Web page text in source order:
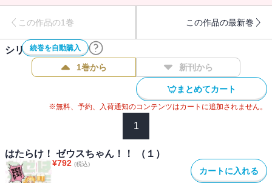
この作品の1巻 この作品の最新巻
続巻を自動購入
シリーズ作品(2件)
1巻から 新刊から
まとめてカート
※無料、予約、入荷通知のコンテンツはカートに追加されません。
1
はたらけ！ ゼウスちゃん！！ （１）
¥792 (税込)
カートに入れる